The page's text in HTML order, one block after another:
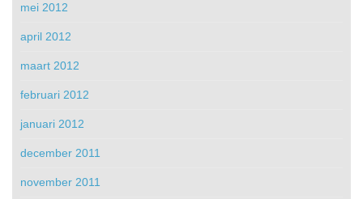
mei 2012
april 2012
maart 2012
februari 2012
januari 2012
december 2011
november 2011